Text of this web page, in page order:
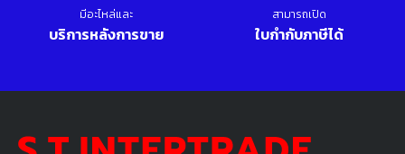
มีอะไหล่และ
บริการหลังการขาย
สามารถเปิด
ใบกำกับภาษีได้